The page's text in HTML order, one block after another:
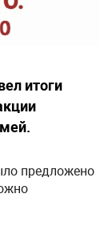
итоги
предложено